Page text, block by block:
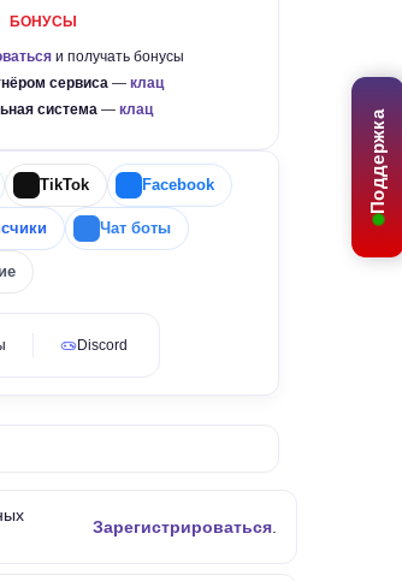
Поддержка
БОНУСЫ
и получать бонусы
сервиса — клац
система — клац
TikTok Facebook
Чат боты
Discord
Зарегистрироваться